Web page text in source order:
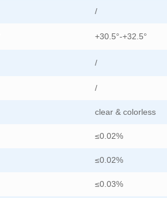
/
+30.5°-+32.5°
/
/
clear & colorless
≤0.02%
≤0.02%
≤0.03%